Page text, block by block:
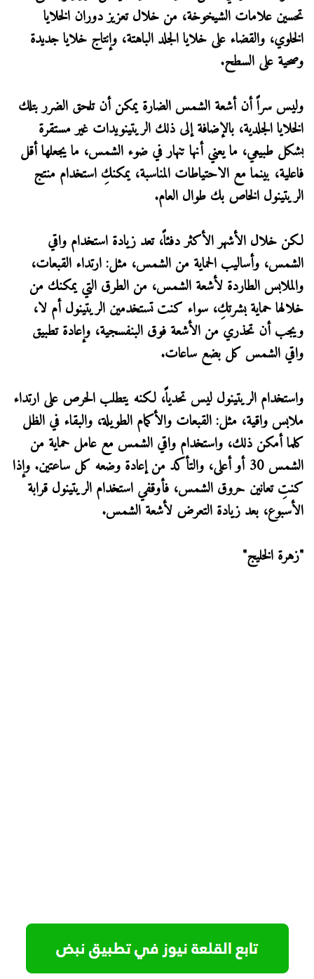
تحسين علامات الشيخوخة، من خلال تعزيز دوران الخلايا
الخلوي، والقضاء على خلايا الجلد الباهتة، وإنتاج خلايا جديدة
وصحية على السطح.
وليس سراً أن أشعة الشمس الضارة يمكن أن تلحق الضرر بتلك
الخلايا الجلدية، بالإضافة إلى ذلك الريتينويدات غير مستقرة
بشكل طبيعي، ما يعني أنها تنهار في ضوء الشمس، ما يجعلها أقل
فاعلية، بينما مع الاحتياطات المناسبة، يمكنكِ استخدام منتج
الريتينول الخاص بك طوال العام.
لكن خلال الأشهر الأكثر دفئاً، تعد زيادة استخدام واقي
الشمس، وأساليب الحماية من الشمس، مثل: ارتداء القبعات،
والملابس الطاردة لأشعة الشمس، من الطرق التي يمكنك من
خلالها حماية بشرتكِ، سواء كنت تستخدمين الريتينول أم لا،
ويجب أن تحذري من الأشعة فوق البنفسجية، وإعادة تطبيق
واقي الشمس كل بضع ساعات.
واستخدام الريتينول ليس تحدياً، لكنه يتطلب الحرص على ارتداء
ملابس واقية، مثل: القبعات والأكمام الطويلة، والبقاء في الظل
كلما أمكن ذلك، واستخدام واقي الشمس مع عامل حماية من
الشمس 30 أو أعلى، والتأكد من إعادة وضعه كل ساعتين. وإذا
كنتِ تعانين حروق الشمس، فأوقفي استخدام الريتينول قرابة
الأسبوع، بعد زيادة التعرض لأشعة الشمس.
"زهرة الخليج"